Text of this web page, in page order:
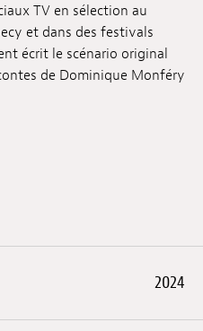
TV en sélection au
et dans des festivals
écrit le scénario original
de Dominique Monféry
2024